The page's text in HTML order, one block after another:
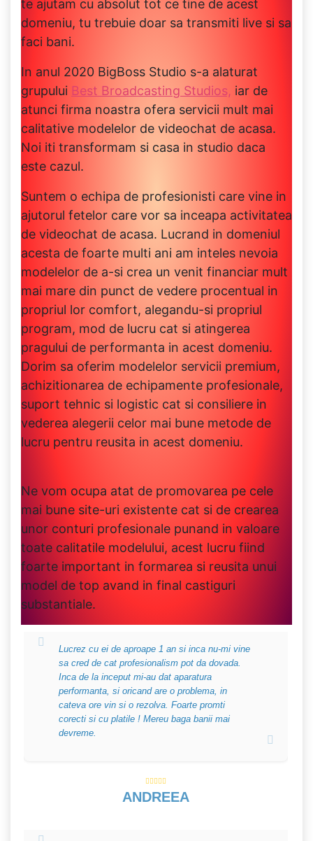
te ajutam cu absolut tot ce tine de acest
domeniu, tu trebuie doar sa transmiti live si sa
faci bani.
In anul 2020 BigBoss Studio s-a alaturat
grupului Best Broadcasting Studios, iar de
atunci firma noastra ofera servicii mult mai
calitative modelelor de videochat de acasa.
Noi iti transformam si casa in studio daca
este cazul.
Suntem o echipa de profesionisti care vine in
ajutorul fetelor care vor sa inceapa activitatea
de videochat de acasa. Lucrand in domeniul
acesta de foarte multi ani am inteles nevoia
modelelor de a-si crea un venit financiar mult
mai mare din punct de vedere procentual in
propriul lor comfort, alegandu-si propriul
program, mod de lucru cat si atingerea
pragului de performanta in acest domeniu.
Dorim sa oferim modelelor servicii premium,
achizitionarea de echipamente profesionale,
suport tehnic si logistic cat si consiliere in
vederea alegerii celor mai bune metode de
lucru pentru reusita in acest domeniu.
Ne vom ocupa atat de promovarea pe cele
mai bune site-uri existente cat si de crearea
unor conturi profesionale punand in valoare
toate calitatile modelului, acest lucru fiind
foarte important in formarea si reusita unui
model de top avand in final castiguri
substantiale.
Lucrez cu ei de aproape 1 an si inca nu-mi vine
sa cred de cat profesionalism pot da dovada.
Inca de la inceput mi-au dat aparatura
performanta, si oricand are o problema, in
cateva ore vin si o rezolva. Foarte promti
corecti si cu platile ! Mereu baga banii mai
devreme.
ANDREEA